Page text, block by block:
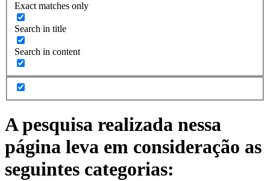
Exact matches only
Search in title
Search in content
A pesquisa realizada nessa
página leva em consideração as
seguintes categorias: